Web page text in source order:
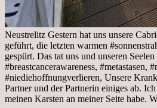
Neustrelitz Gestern hat uns unsere
geführt, die letzten warmen
gespürt. Das tat uns und unseren
#breastcancerawareness, #metastasen,
#niediehoffnungverlieren, Unsere
Partner und der Partnerin einiges ab.
meinen Karsten an meiner Seite habe.